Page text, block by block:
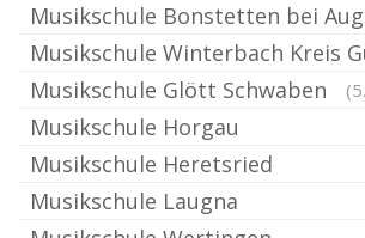
Musikschule Bonstetten bei
Musikschule Winterbach Kreis
Musikschule Glött Schwaben
Musikschule Horgau
Musikschule Heretsried
Musikschule Laugna